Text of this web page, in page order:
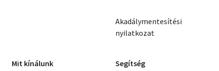
Akadálymentesítési
nyilatkozat
Mit kínálunk Segítség